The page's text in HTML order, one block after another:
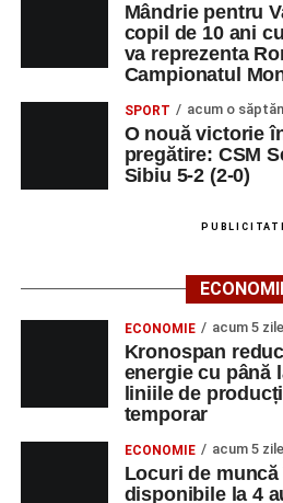
Mândrie pentru
copil de 10 ani
va reprezenta
Campionatul
SPORT acum o
O nouă victorie
pregătire: CSM
Sibiu 5-2 (2-0)
ECONOMIE acum 5 zile
Kronospan
energie cu până
liniile de
temporar
ECONOMIE acum 5 zile
Locuri de
disponibile la 4